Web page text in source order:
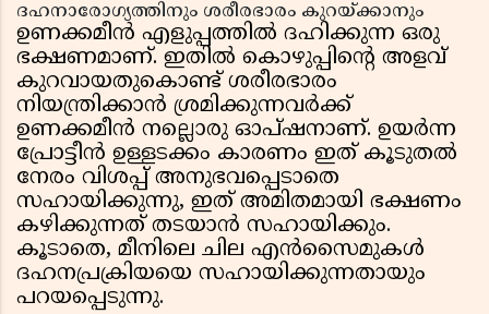
ദഹനാരോഗ്യത്തിനും ശരീരഭാരം കുറയ്ക്കാനും
ഉണക്കമീൻ എളുപ്പത്തിൽ ദഹിക്കുന്ന ഒരു
ഭക്ഷണമാണ്. ഇതിൽ കൊഴുപ്പിന്റെ അളവ്
കുറവായതുകൊണ്ട് ശരീരഭാരം
നിയന്ത്രിക്കാൻ ശ്രമിക്കുന്നവർക്ക്
ഉണക്കമീൻ നല്ലൊരു ഓപ്ഷനാണ്. ഉയർന്ന
പ്രോട്ടീൻ ഉള്ളടക്കം കാരണം ഇത് കൂടുതൽ
നേരം വിശപ്പ് അനുഭവപ്പെടാതെ
സഹായിക്കുന്നു, ഇത് അമിതമായി ഭക്ഷണം
കഴിക്കുന്നത് തടയാൻ സഹായിക്കും.
കൂടാതെ, മീനിലെ ചില എൻസൈമുകൾ
ദഹനപ്രക്രിയയെ സഹായിക്കുന്നതായും
പറയപ്പെടുന്നു.